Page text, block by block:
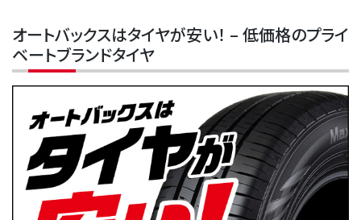
オートバックスはタイヤが安い！ – 低価格のプライ
ベートブランドタイヤ